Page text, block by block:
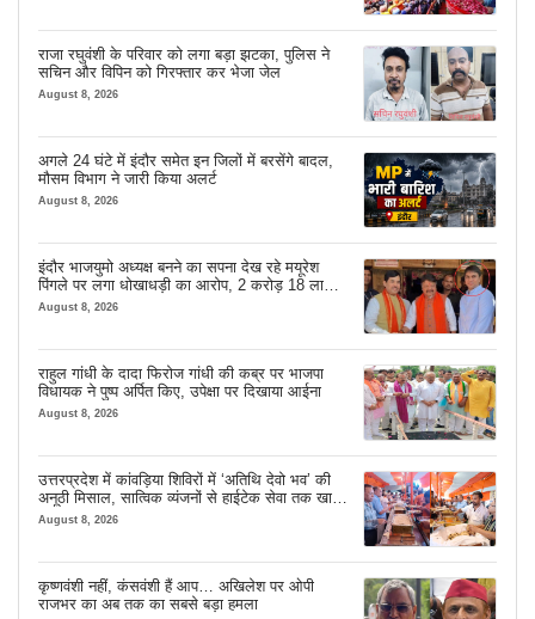
राजा रघुवंशी के परिवार को लगा बड़ा झटका, पुलिस ने
सचिन और विपिन को गिरफ्तार कर भेजा जेल
August 8, 2026
अगले 24 घंटे में इंदौर समेत इन जिलों में बरसेंगे बादल,
मौसम विभाग ने जारी किया अलर्ट
August 8, 2026
इंदौर भाजयुमो अध्यक्ष बनने का सपना देख रहे मयूरेश
पिंगले पर लगा धोखाधड़ी का आरोप, 2 करोड़ 18 लाख
लेने के बाद भी नहीं दिया जमीन का कब्जा
August 8, 2026
राहुल गांधी के दादा फिरोज गांधी की कब्र पर भाजपा
विधायक ने पुष्प अर्पित किए, उपेक्षा पर दिखाया आईना
August 8, 2026
उत्तरप्रदेश में कांवड़िया शिविरों में ‘अतिथि देवो भव’ की
अनूठी मिसाल, सात्विक व्यंजनों से हाईटेक सेवा तक खास
इंतजाम
August 8, 2026
कृष्णवंशी नहीं, कंसवंशी हैं आप… अखिलेश पर ओपी
राजभर का अब तक का सबसे बड़ा हमला